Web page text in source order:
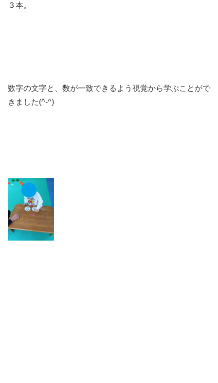
３本。
数字の文字と、数が一致できるよう視覚から学ぶことがで
きました(^-^)